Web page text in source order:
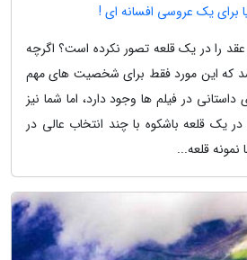
برای یک عروسی افسانه ای !
را در یک قلعه تصور نکرده است؟ اگرچه
که این مورد فقط برای شخصیت های مهم
در فیلم ها وجود دارد، اما شما نیز
یک قلعه باشکوه با چند انتخاب عالی در
نمونه قلعه...